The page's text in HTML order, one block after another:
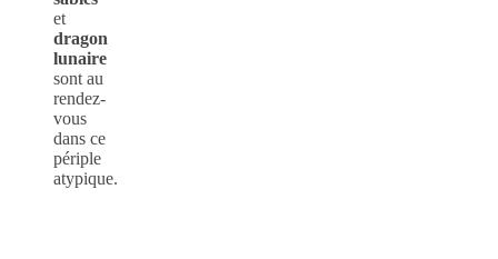
et
dragon
lunaire
sont au
rendez-
vous
dans ce
périple
atypique.